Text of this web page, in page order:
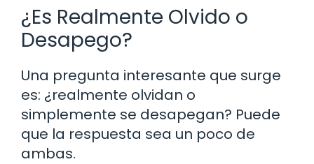
¿Es Realmente Olvido o
Desapego?
Una pregunta interesante que surge
es: ¿realmente olvidan o
simplemente se desapegan? Puede
que la respuesta sea un poco de
ambas.